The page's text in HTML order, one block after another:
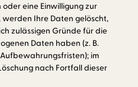
eine Einwilligung zur
Ihre Daten gelöscht,
zulässigen Gründe für die
Daten haben (z. B.
im
nach Fortfall dieser